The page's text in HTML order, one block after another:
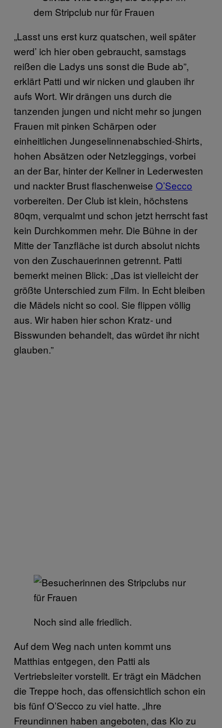
„Lasst uns erst kurz quatschen, weil später
werd’ ich hier oben gebraucht, samstags
reißen die Ladys uns sonst die Bude ab”,
erklärt Patti und wir nicken und glauben ihr
aufs Wort. Wir drängen uns durch die
tanzenden jungen und nicht mehr so jungen
Frauen mit pinken Schärpen oder
einheitlichen Jungeselinnenabschied-Shirts,
hohen Absätzen oder Netzleggings, vorbei
an der Bar, hinter der Kellner in Lederwesten
und nackter Brust flaschenweise O’Secco
vorbereiten. Der Club ist klein, höchstens
80qm, verqualmt und schon jetzt herrscht fast
kein Durchkommen mehr. Die Bühne in der
Mitte der Tanzfläche ist durch absolut nichts
von den Zuschauerinnen getrennt. Patti
bemerkt meinen Blick: „Das ist vielleicht der
größte Unterschied zum Film. In Echt bleiben
die Mädels nicht so cool. Sie flippen völlig
aus. Wir haben hier schon Kratz- und
Bisswunden behandelt, das würdet ihr nicht
glauben.”
Noch sind alle friedlich.
Auf dem Weg nach unten kommt uns
Matthias entgegen, den Patti als
Vertriebsleiter vorstellt. Er trägt ein Mädchen
die Treppe hoch, das offensichtlich schon ein
bis fünf O’Secco zu viel hatte. „Ihre
Freundinnen haben angeboten, das Klo zu